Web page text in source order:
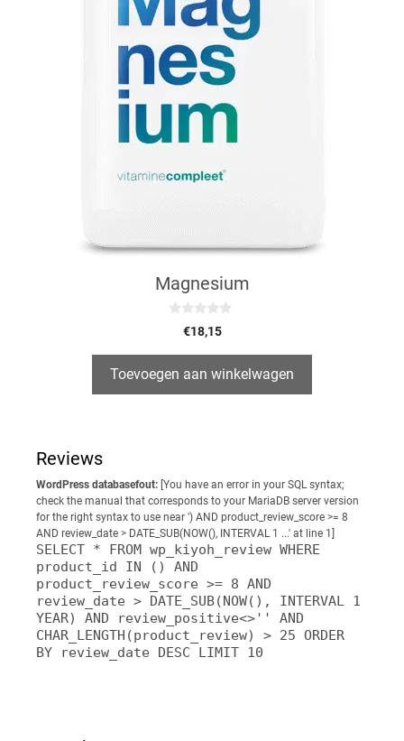
Magnesium
5
€18,15
Toevoegen aan winkelwagen
Reviews
WordPress databasefout: [You have an error in your SQL syntax;
check the manual that corresponds to your MariaDB server version
for the right syntax to use near ') AND product_review_score >= 8
AND review_date > DATE_SUB(NOW(), INTERVAL 1 ...' at line 1]
SELECT * FROM wp_kiyoh_review WHERE
product_id IN () AND
product_review_score >= 8 AND
review_date > DATE_SUB(NOW(), INTERVAL 1
YEAR) AND review_positive<>'' AND
CHAR_LENGTH(product_review) > 25 ORDER
BY review_date DESC LIMIT 10